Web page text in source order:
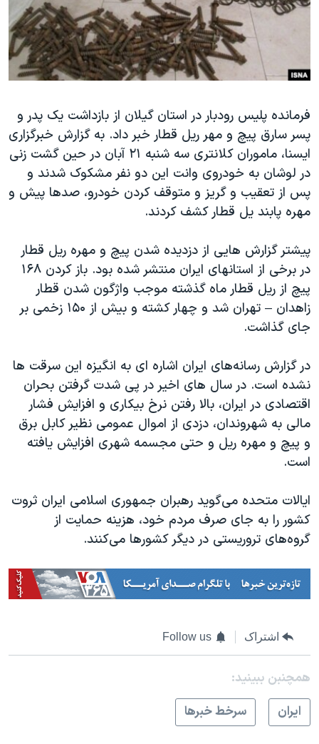
فرهنگ و زندگی
حقوق شهروندی
اقتصادی
اسرائیل در جنگ
گالری عکس
آرشیو پخش زنده
مستندها
انتخابات ریاست جمهوری آمریکا ۲۰۲۴
حمله جمهوری اسلامی به اسرائیل
ورزش زنان در ایران
اعتراضات زن، زندگی، آزادی
مجموعه مستندهای دادخواهی
تریبونال مردمی آبان ۹۸
دادگاه حمید نوری
چهل سال گروگان‌گیری
قانون شفافیت دارائی کادر رهبری ایران
اعتراضات مردمی آبان ۹۸
اسرائیل در جنگ
همایش محافظه‌کاران آمریکا «سی‌پک»
صفحه‌های ویژه
سفر پرزیدنت ترامپ به چین
دنبال کنید
زبانهای مختلف
فرمانده پلیس رودبار در استان گیلان از بازداشت یک پدر و
پسر سارق پیچ و مهر ریل قطار خبر داد. به گزارش خبرگزاری
ایسنا، ماموران کلانتری سه شنبه ۲۱ آبان در حین گشت زنی
در لوشان به خودروی وانت این دو نفر مشکوک شدند و
پس از تعقیب و گریز و متوقف کردن خودرو، صدها پیش و
مهره پابند یل قطار کشف کردند.
پیشتر گزارش هایی از دزدیده شدن پیچ و مهره ریل قطار
در برخی از استانهای ایران منتشر شده بود. باز کردن ۱۶۸
پیچ از ریل قطار ماه گذشته موجب واژگون شدن قطار
زاهدان – تهران شد و چهار کشته و بیش از ۱۵۰ زخمی بر
جای گذاشت.
در گزارش رسانه‌های ایران اشاره ای به انگیزه این سرقت ها
نشده است. در سال های اخیر در پی شدت گرفتن بحران
اقتصادی در ایران، بالا رفتن نرخ بیکاری و افزایش فشار
مالی به شهروندان، دزدی از اموال عمومی نظیر کابل برق
و پیچ و مهره ریل و حتی مجسمه شهری افزایش یافته
است.
ایالات متحده می‌گوید رهبران جمهوری اسلامی ایران ثروت
کشور را به جای صرف مردم خود، هزینه حمایت از
گروه‌های تروریستی در دیگر کشورها می‌کنند.
اشتراک Follow us
همچنبن ببینید:
ايران
سرخط خبرها